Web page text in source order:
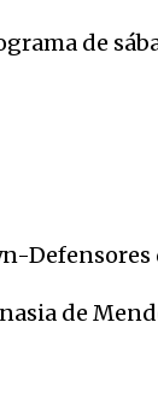
de
Defensores
de